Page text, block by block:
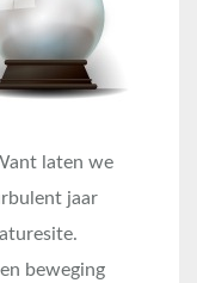
laten we
jaar
beweging